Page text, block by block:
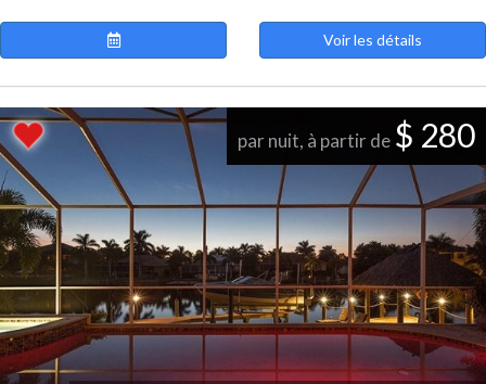
Voir les détails
par nuit, à partir de $ 280